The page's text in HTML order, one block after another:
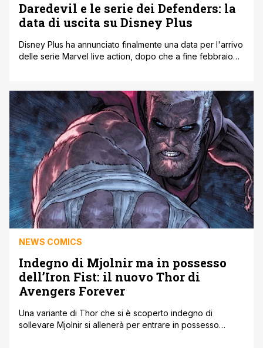
Daredevil e le serie dei Defenders: la
data di uscita su Disney Plus
Disney Plus ha annunciato finalmente una data per l'arrivo
delle serie Marvel live action, dopo che a fine febbraio
sapeva che fine avrebbero fatto anche se era quasi
certo tornassero 'a casa'. Con l’arrivo di Daredevil,
Jessica [']
NEWS COMICS
Indegno di Mjolnir ma in possesso
dell’Iron Fist: il nuovo Thor di
Avengers Forever
Una variante di Thor che si è scoperto indegno di
sollevare Mjolnir si allenerà per entrare in possesso